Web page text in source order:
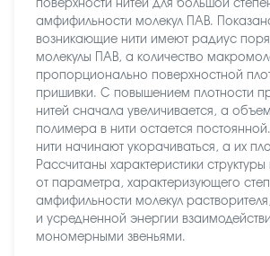
поверхности нитей для большой
амфифильности молекул ПАВ.
возникающие нити имеют радиус
молекулы ПАВ, а количество
пропорционально поверхностной
пришивки. С повышением плотности
нитей сначала увеличивается, а
полимера в нити остается
нити начинают укорачиваться, а их
Рассчитаны характеристики
от параметра, характеризующего
амфифильности молекул
и усредненной энергии
мономерными звеньями.